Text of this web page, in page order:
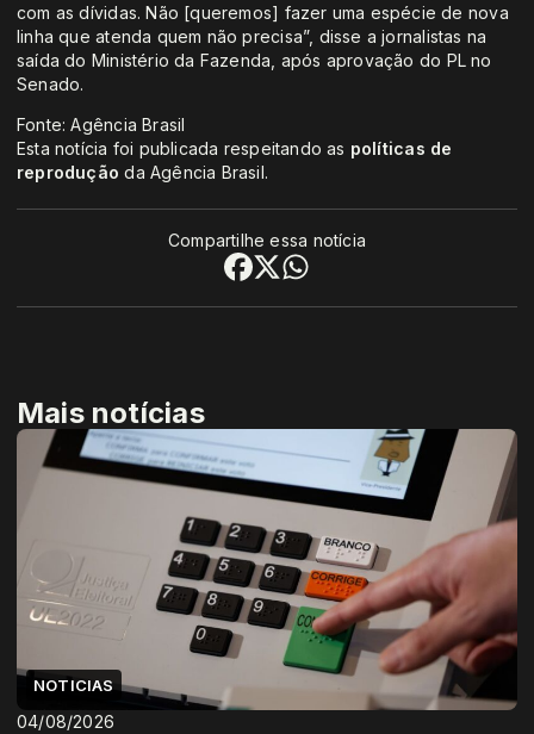
com as dívidas. Não [queremos] fazer uma espécie de nova
linha que atenda quem não precisa”, disse a jornalistas na
saída do Ministério da Fazenda, após aprovação do PL no
Senado.
Fonte: Agência Brasil
Esta notícia foi publicada respeitando as políticas de
reprodução da Agência Brasil.
Compartilhe essa notícia
Mais notícias
NOTICIAS
04/08/2026